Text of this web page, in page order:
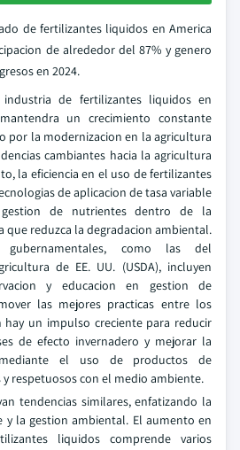
de fertilizantes liquidos en America
de alrededor del 87% y genero
en 2024.
de fertilizantes liquidos en
un crecimiento constante
por la modernizacion en la agricultura
cambiantes hacia la agricultura
la eficiencia en el uso de fertilizantes
de aplicacion de tasa variable
de nutrientes dentro de la
que reduzca la degradacion ambiental.
gubernamentales, como las del
de EE. UU. (USDA), incluyen
y educacion en gestion de
las mejores practicas entre los
hay un impulso creciente para reducir
de efecto invernadero y mejorar la
el uso de productos de
respetuosos con el medio ambiente.
tendencias similares, enfatizando la
y la gestion ambiental. El aumento en
liquidos comprende varios